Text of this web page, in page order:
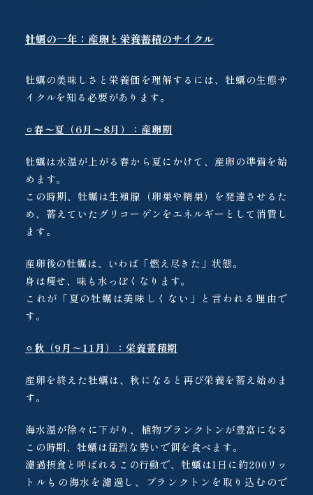
牡蠣の一年：産卵と栄養蓄積のサイクル
牡蠣の美味しさと栄養価を理解するには、牡蠣の生態サ
イクルを知る必要があります。
⚪︎ 春〜夏（6月〜8月）：産卵期
牡蠣は水温が上がる春から夏にかけて、産卵の準備を始
めます。
この時期、牡蠣は生殖腺（卵巣や精巣）を発達させるた
め、蓄えていたグリコーゲンをエネルギーとして消費し
ます。
産卵後の牡蠣は、いわば「燃え尽きた」状態。
身は痩せ、味も水っぽくなります。
これが「夏の牡蠣は美味しくない」と言われる理由で
す。
⚪︎ 秋（9月〜11月）：栄養蓄積期
産卵を終えた牡蠣は、秋になると再び栄養を蓄え始めま
す。
海水温が徐々に下がり、植物プランクトンが豊富になる
この時期、牡蠣は猛烈な勢いで餌を食べます。
濾過摂食と呼ばれるこの行動で、牡蠣は1日に約200リッ
トルもの海水を濾過し、プランクトンを取り込むので